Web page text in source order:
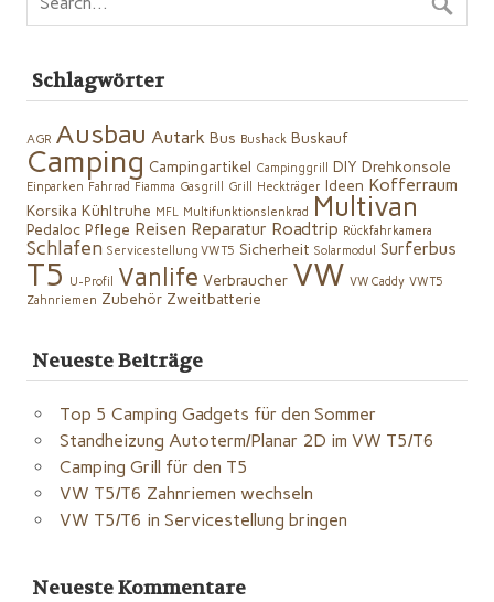
Schlagwörter
AGR Ausbau Autark Bus Bushack Buskauf
Camping Campingartikel Campinggrill DIY Drehkonsole
Einparken Fahrrad Fiamma Gasgrill Grill Heckträger Ideen Kofferraum
Korsika Kühltruhe MFL Multifunktionslenkrad Multivan
Pedaloc Pflege Reisen Reparatur Roadtrip Rückfahrkamera
Schlafen Servicestellung VW T5 Sicherheit Solarmodul Surferbus
T5 U-Profil Vanlife Verbraucher VW VW Caddy VW T5
Zahnriemen Zubehör Zweitbatterie
Neueste Beiträge
Top 5 Camping Gadgets für den Sommer
Standheizung Autoterm/Planar 2D im VW T5/T6
Camping Grill für den T5
VW T5/T6 Zahnriemen wechseln
VW T5/T6 in Servicestellung bringen
Neueste Kommentare